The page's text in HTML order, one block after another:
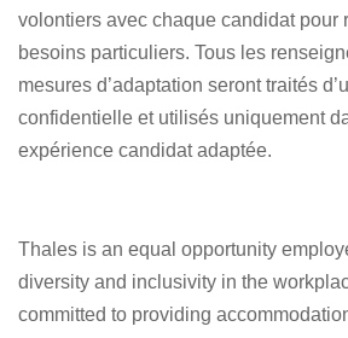
volontiers avec chaque candidat pour
besoins particuliers. Tous les
mesures d’adaptation seront traités
confidentielle et utilisés uniquement
expérience candidat adaptée.
Thales is an equal opportunity
diversity and inclusivity in the
committed to providing